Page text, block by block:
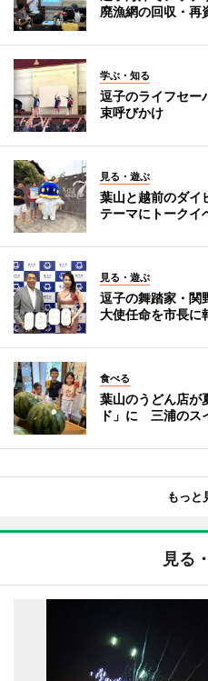
廃漁網の回収・再
学ぶ・知る
逗子のライフセ
束呼びかけ
見る・遊ぶ
葉山と越前のダイ
テーマにトークイ
見る・遊ぶ
逗子の舞踏家・
大使任命を市長に
食べる
葉山のうどん店が
ド」に 三浦のス
もっと
見る